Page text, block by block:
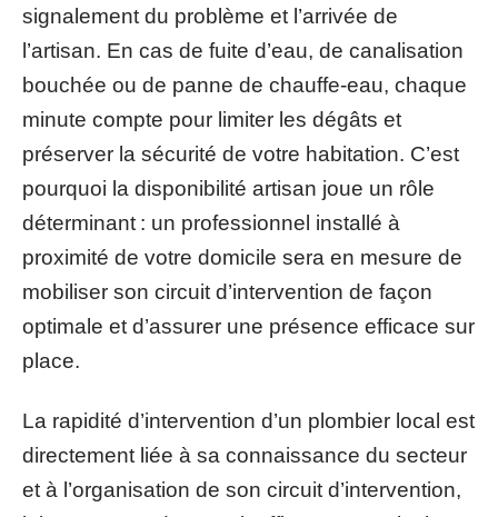
signalement du problème et l’arrivée de
l’artisan. En cas de fuite d’eau, de canalisation
bouchée ou de panne de chauffe-eau, chaque
minute compte pour limiter les dégâts et
préserver la sécurité de votre habitation. C’est
pourquoi la disponibilité artisan joue un rôle
déterminant : un professionnel installé à
proximité de votre domicile sera en mesure de
mobiliser son circuit d’intervention de façon
optimale et d’assurer une présence efficace sur
place.
La rapidité d’intervention d’un plombier local est
directement liée à sa connaissance du secteur
et à l’organisation de son circuit d’intervention,